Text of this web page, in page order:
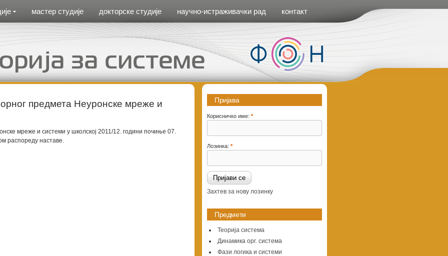
мастер студије докторске студије научно-истраживачки рад контакт
предмета Неуронске мреже и
мреже и системи у школској 2011/12. години почиње 07.
распореду наставе.
Пријава
Корисничко име: *
Лозинка: *
Захтев за нову лозинку
Предмети
Теорија система
Динамика орг. система
Фази логика и системи